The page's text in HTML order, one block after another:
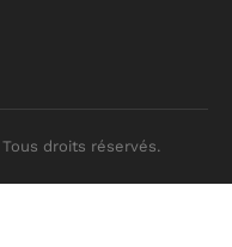
droits réservés.